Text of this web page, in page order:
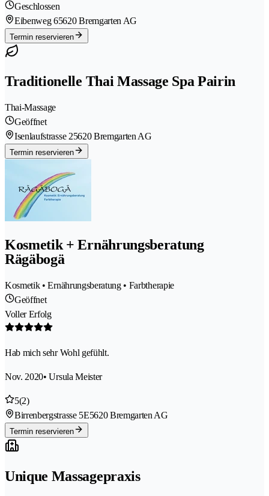
Geschlossen
Eibenweg 65620 Bremgarten AG
Termin reservieren
Traditionelle Thai Massage Spa Pairin
Thai-Massage
Geöffnet
Isenlaufstrasse 25620 Bremgarten AG
Termin reservieren
Kosmetik + Ernährungsberatung
Rägäbogä
Kosmetik • Ernährungsberatung • Farbtherapie
Geöffnet
Voller Erfolg
Hab mich sehr Wohl gefühlt.
Nov. 2020• Ursula Meister
5(2)
Birrenbergstrasse 5E5620 Bremgarten AG
Termin reservieren
Unique Massagepraxis